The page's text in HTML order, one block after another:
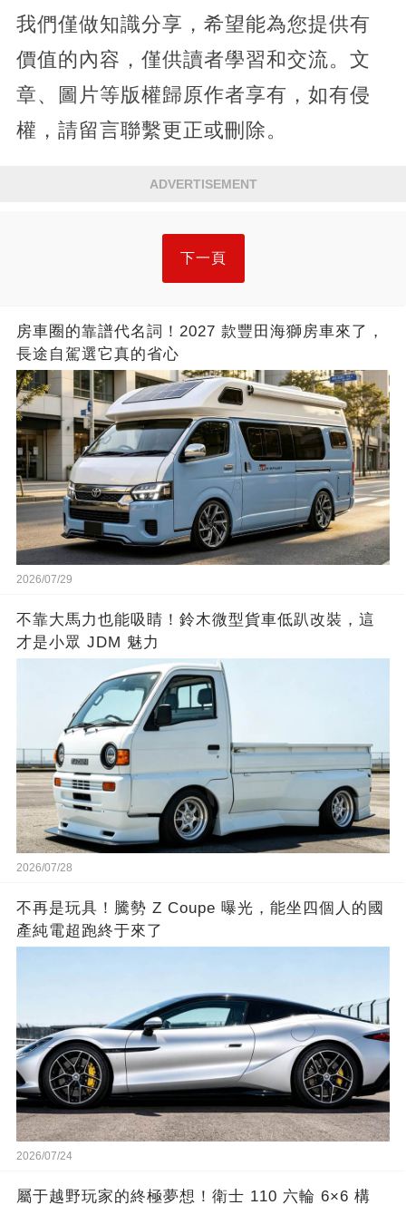
我們僅做知識分享，希望能為您提供有
價值的內容，僅供讀者學習和交流。文
章、圖片等版權歸原作者享有，如有侵
權，請留言聯繫更正或刪除。
ADVERTISEMENT
下一頁
房車圈的靠譜代名詞！2027 款豐田海獅房車來了，
長途自駕選它真的省心
2026/07/29
不靠大馬力也能吸睛！鈴木微型貨車低趴改裝，這
才是小眾 JDM 魅力
2026/07/28
不再是玩具！騰勢 Z Coupe 曝光，能坐四個人的國
產純電超跑終于來了
2026/07/24
屬于越野玩家的終極夢想！衛士 110 六輪 6×6 構